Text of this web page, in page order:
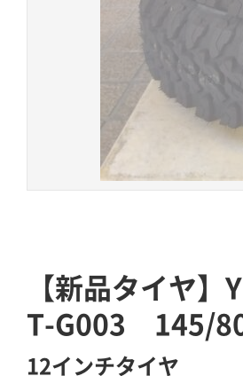
【新品タイヤ
T-G003 145/
12インチタイヤ